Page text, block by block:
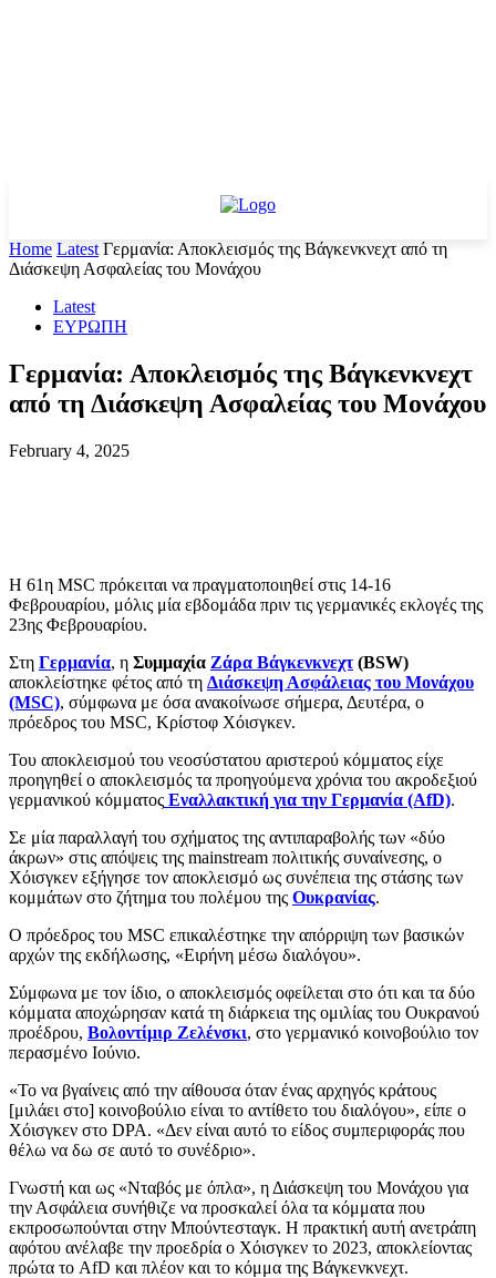
Home Latest Γερμανία: Αποκλεισμός της Βάγκενκνεχτ από τη
Διάσκεψη Ασφαλείας του Μονάχου
Latest
ΕΥΡΩΠΗ
Γερμανία: Αποκλεισμός της Βάγκενκνεχτ
από τη Διάσκεψη Ασφαλείας του Μονάχου
February 4, 2025
Η 61η MSC πρόκειται να πραγματοποιηθεί στις 14-16
Φεβρουαρίου, μόλις μία εβδομάδα πριν τις γερμανικές εκλογές της
23ης Φεβρουαρίου.
Στη Γερμανία, η Συμμαχία Ζάρα Βάγκενκνεχτ(BSW)
αποκλείστηκε φέτος από τη Διάσκεψη Ασφάλειας του Μονάχου
(MSC), σύμφωνα με όσα ανακοίνωσε σήμερα, Δευτέρα, ο
πρόεδρος του MSC, Κρίστοφ Χόισγκεν.
Του αποκλεισμού του νεοσύστατου αριστερού κόμματος είχε
προηγηθεί ο αποκλεισμός τα προηγούμενα χρόνια του ακροδεξιού
γερμανικού κόμματος Εναλλακτική για την Γερμανία (AfD).
Σε μία παραλλαγή του σχήματος της αντιπαραβολής των «δύο
άκρων» στις απόψεις της mainstream πολιτικής συναίνεσης, ο
Χόισγκεν εξήγησε τον αποκλεισμό ως συνέπεια της στάσης των
κομμάτων στο ζήτημα του πολέμου της Ουκρανίας.
Ο πρόεδρος του MSC επικαλέστηκε την απόρριψη των βασικών
αρχών της εκδήλωσης, «Ειρήνη μέσω διαλόγου».
Σύμφωνα με τον ίδιο, ο αποκλεισμός οφείλεται στο ότι και τα δύο
κόμματα αποχώρησαν κατά τη διάρκεια της ομιλίας του Ουκρανού
προέδρου, Βολοντίμιρ Ζελένσκι, στο γερμανικό κοινοβούλιο τον
περασμένο Ιούνιο.
«Το να βγαίνεις από την αίθουσα όταν ένας αρχηγός κράτους
[μιλάει στο] κοινοβούλιο είναι το αντίθετο του διαλόγου», είπε ο
Χόισγκεν στο DPA. «Δεν είναι αυτό το είδος συμπεριφοράς που
θέλω να δω σε αυτό το συνέδριο».
Γνωστή και ως «Νταβός με όπλα», η Διάσκεψη του Μονάχου για
την Ασφάλεια συνήθιζε να προσκαλεί όλα τα κόμματα που
εκπροσωπούνται στην Μπούντεσταγκ. Η πρακτική αυτή ανετράπη
αφότου ανέλαβε την προεδρία ο Χόισγκεν το 2023, αποκλείοντας
πρώτα το AfD και πλέον και το κόμμα της Βάγκενκνεχτ.